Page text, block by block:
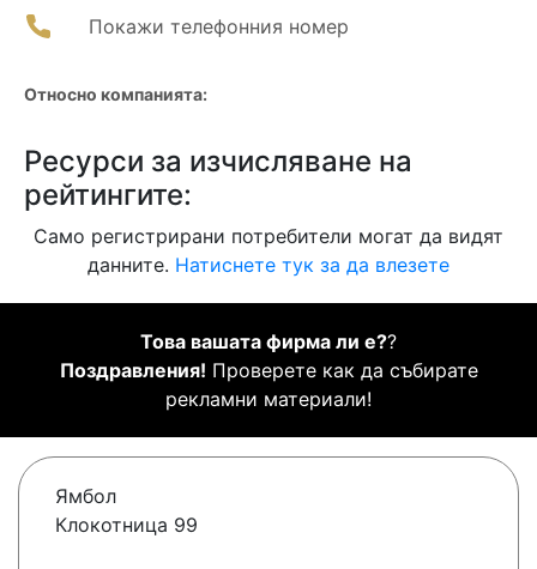
Покажи телефонния номер
Относно компанията:
Ресурси за изчисляване на
рейтингите:
Само регистрирани потребители могат да видят
данните. Натиснете тук за да влезете
Това вашата фирма ли е??
Поздравления! Проверете как да събирате
рекламни материали!
Ямбол
Клокотница 99